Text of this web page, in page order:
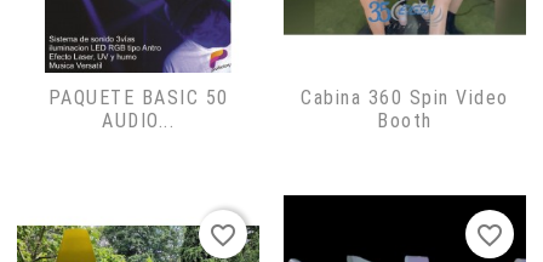
PAQUETE BASIC 50
AUDIO...
Cabina 360 Spin Video
Booth
favorite_border favorite_border